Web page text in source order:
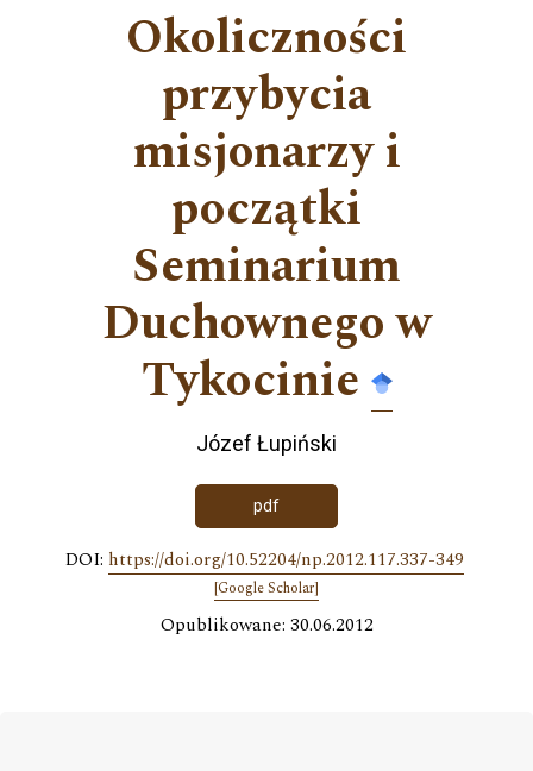
Okoliczności
przybycia
misjonarzy i
początki
Seminarium
Duchownego w
Tykocinie
Józef Łupiński
pdf
DOI: https://doi.org/10.52204/np.2012.117.337-349
[Google Scholar]
Opublikowane: 30.06.2012